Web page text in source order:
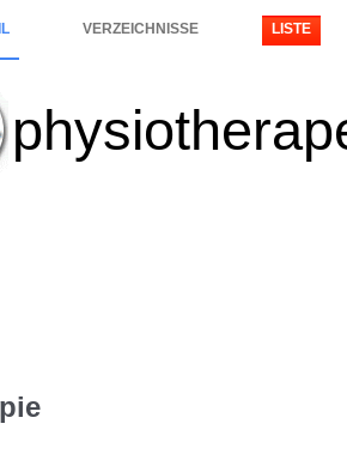
VERZEICHNISSE LISTE